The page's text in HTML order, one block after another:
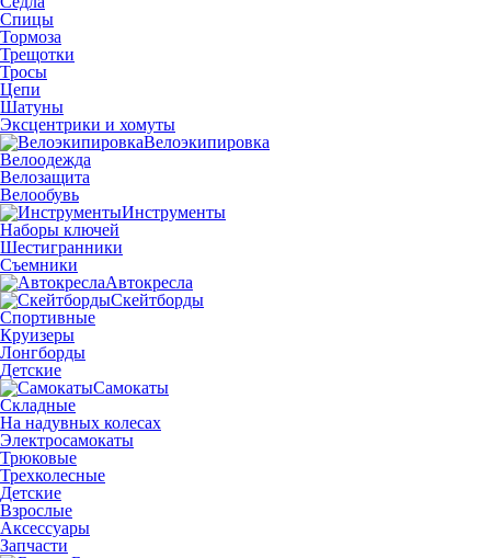
Спицы
Тормоза
Трещотки
Тросы
Цепи
Шатуны
Эксцентрики и хомуты
Велоэкипировка
Велоодежда
Велозащита
Велообувь
Инструменты
Наборы ключей
Шестигранники
Съемники
Автокресла
Скейтборды
Спортивные
Круизеры
Лонгборды
Детские
Самокаты
Складные
На надувных колесах
Электросамокаты
Трюковые
Трехколесные
Детские
Взрослые
Аксессуары
Запчасти